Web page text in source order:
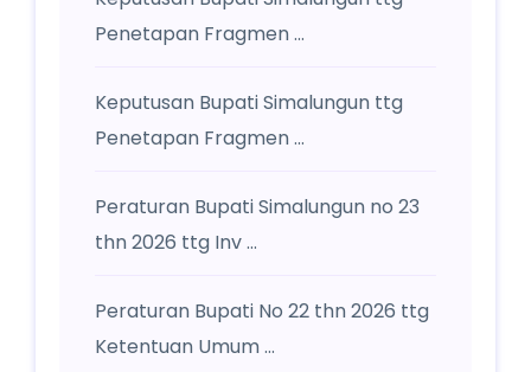
Penetapan Fragmen ...
Keputusan Bupati Simalungun ttg
Penetapan Fragmen ...
Peraturan Bupati Simalungun no 23
thn 2026 ttg Inv ...
Peraturan Bupati No 22 thn 2026 ttg
Ketentuan Umum ...